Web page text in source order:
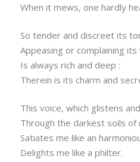
When it mews, one hardly
So tender and discreet its
Appeasing or complaining its
Is always rich and deep :
Therein is its charm and
This voice, which glistens
Through the darkest soils of
Satiates me like an
Delights me like a philter.